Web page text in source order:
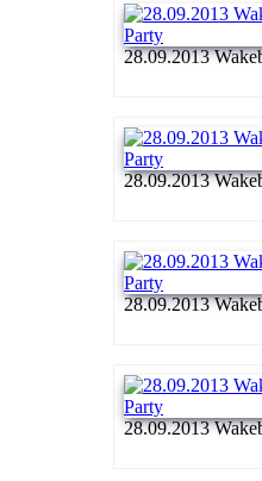
28.09.2013
28.09.2013
28.09.2013
28.09.2013